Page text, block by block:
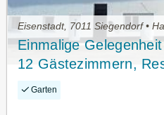
Eisenstadt, 7011 Siegendorf •
Einmalige
12 Gästezimmern,
Garten